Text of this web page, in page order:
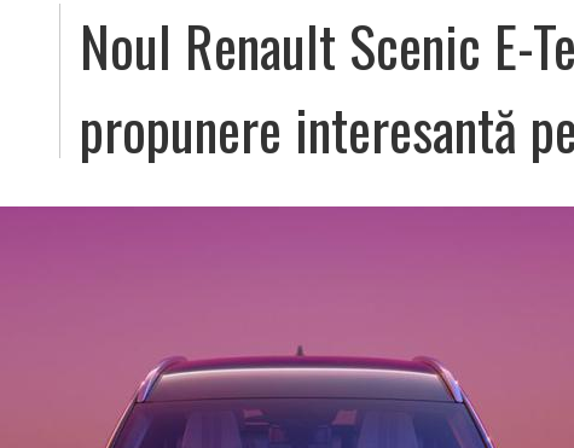
Noul Renault Scenic E-
propunere interesantă